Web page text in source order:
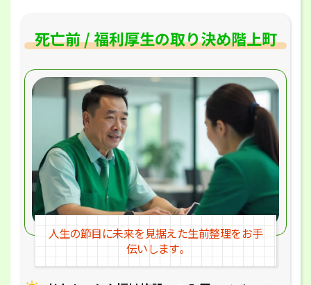
死亡前 / 福利厚生の取り決め階上町
人生の節目に未来を見据えた生前整理をお手
伝いします｡